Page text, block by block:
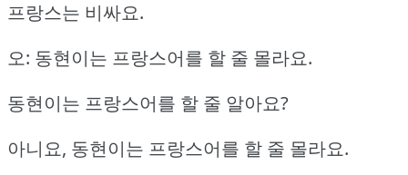
프랑스는 비싸요.
오: 동현이는 프랑스어를 할 줄 몰라요.
동현이는 프랑스어를 할 줄 알아요?
아니요, 동현이는 프랑스어를 할 줄 몰라요.